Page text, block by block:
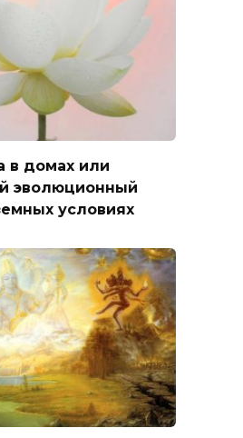
в домах или
эволюционный
условиях